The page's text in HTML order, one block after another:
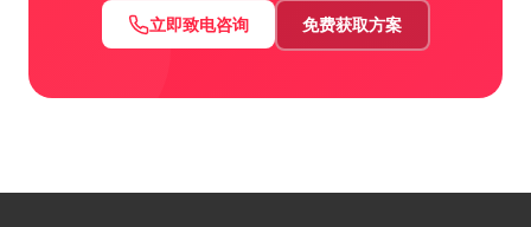
立即致电咨询 免费获取方案